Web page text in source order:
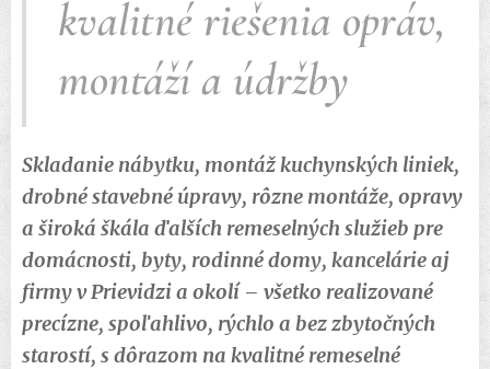
kvalitné riešenia opráv,
montáží a údržby
Skladanie nábytku, montáž kuchynských liniek,
drobné stavebné úpravy, rôzne montáže, opravy
a široká škála ďalších remeselných služieb pre
domácnosti, byty, rodinné domy, kancelárie aj
firmy v Prievidzi a okolí – všetko realizované
precízne, spoľahlivo, rýchlo a bez zbytočných
starostí, s dôrazom na kvalitné remeselné